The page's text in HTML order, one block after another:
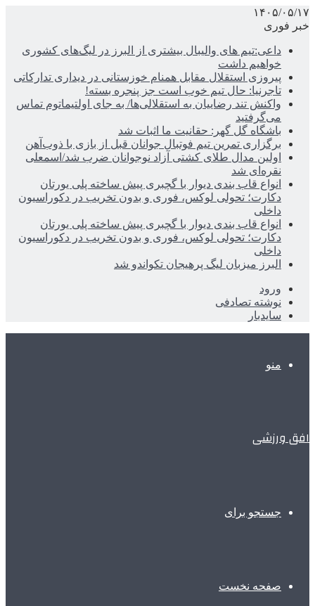
۱۴۰۵/۰۵/۱۷
خبر فوری
داعی:تیم های والیبال بیشتری از البرز در لیگ‌های کشوری
خواهیم داشت
پیروزی استقلال مقابل همنام خوزستانی در دیداری تدارکاتی
تاجرنیا: حال تیم خوب است جز پنجره بسته!
واکنش تند رضاییان به استقلالی‌ها/ به جای اولتیماتوم تماس
می‌گرفتید
باشگاه گل گهر: حقانیت ما اثبات شد
برگزاری تمرین تیم فوتبال جوانان قبل از بازی با ذوب‌آهن
اولین مدال طلای کشتی آزاد نوجوانان ضرب شد/اسمعلی
نقره‌ای شد
انواع قاب بندی دیوار با گچبری پیش ساخته پلی یورتان
دکارت؛ تحولی لوکس، فوری و بدون تخریب در دکوراسیون
داخلی
انواع قاب بندی دیوار با گچبری پیش ساخته پلی یورتان
دکارت؛ تحولی لوکس، فوری و بدون تخریب در دکوراسیون
داخلی
البرز میزبان لیگ پرهیجان تکواندو شد
ورود
نوشته تصادفی
سایدبار
منو
افق ورزشی
جستجو برای
صفحه نخست